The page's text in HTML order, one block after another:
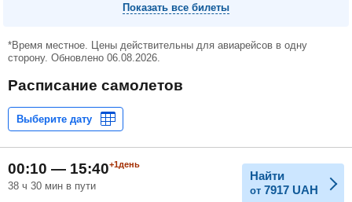
Показать все билеты
*Время местное. Цены действительны для авиарейсов в одну
сторону. Обновлено 06.08.2026.
Расписание самолетов
00:10 — 15:40+1день
38 ч 30 мин в пути
Найти
от 7917 UAH